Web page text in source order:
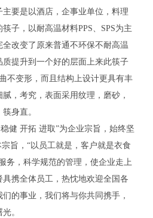
要是以酒店，企事业单位，料理
子，以耐高温材料PPS、SPS为主
改变了原来普通不环保不耐高温
提升到一个好的层面上来此筷子
不变形，而且结构上设计更具有丰
，考究，表面采用纹理，磨砂，
身直。
开拓 进取”为企业宗旨，始终坚
旨，“以员工就是，客户就是衣食
务，科学规范的管理，使企业走上
携全体员工，热忱地欢迎全国各
的事业，我们将与你共同携手，
。